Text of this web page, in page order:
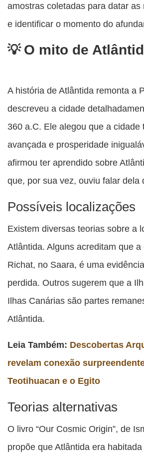
amostras coletadas para datar as
e identificar o momento do
O mito de
A história de Atlântida remonta a
descreveu a cidade
360 a.C. Ele alegou que a cidade
avançada e prosperidade
afirmou ter aprendido sobre
que, por sua vez, ouviu falar dela
Possíveis localizações
Existem diversas teorias sobre a
Atlântida. Alguns acreditam que a
Richat, no Saara, é uma
perdida. Outros sugerem que a
Ilhas Canárias são partes
Atlântida.
Leia Também: Descobertas
revelam conexão
Teotihuacan e o Egito
Teorias alternativas
O livro “Our Cosmic Origin”, de
propõe que Atlântida era